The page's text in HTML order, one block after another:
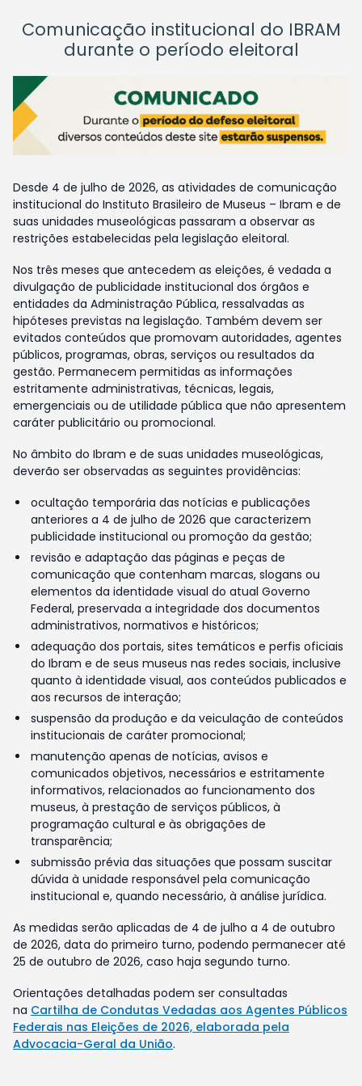
Comunicação institucional do IBRAM
durante o período eleitoral
Desde 4 de julho de 2026, as atividades de comunicação
institucional do Instituto Brasileiro de Museus – Ibram e de
suas unidades museológicas passaram a observar as
restrições estabelecidas pela legislação eleitoral.
Nos três meses que antecedem as eleições, é vedada a
divulgação de publicidade institucional dos órgãos e
entidades da Administração Pública, ressalvadas as
hipóteses previstas na legislação. Também devem ser
evitados conteúdos que promovam autoridades, agentes
públicos, programas, obras, serviços ou resultados da
gestão. Permanecem permitidas as informações
estritamente administrativas, técnicas, legais,
emergenciais ou de utilidade pública que não apresentem
caráter publicitário ou promocional.
No âmbito do Ibram e de suas unidades museológicas,
deverão ser observadas as seguintes providências:
ocultação temporária das notícias e publicações
anteriores a 4 de julho de 2026 que caracterizem
publicidade institucional ou promoção da gestão;
revisão e adaptação das páginas e peças de
comunicação que contenham marcas, slogans ou
elementos da identidade visual do atual Governo
Federal, preservada a integridade dos documentos
administrativos, normativos e históricos;
adequação dos portais, sites temáticos e perfis oficiais
do Ibram e de seus museus nas redes sociais, inclusive
quanto à identidade visual, aos conteúdos publicados e
aos recursos de interação;
suspensão da produção e da veiculação de conteúdos
institucionais de caráter promocional;
manutenção apenas de notícias, avisos e
comunicados objetivos, necessários e estritamente
informativos, relacionados ao funcionamento dos
museus, à prestação de serviços públicos, à
programação cultural e às obrigações de
transparência;
submissão prévia das situações que possam suscitar
dúvida à unidade responsável pela comunicação
institucional e, quando necessário, à análise jurídica.
As medidas serão aplicadas de 4 de julho a 4 de outubro
de 2026, data do primeiro turno, podendo permanecer até
25 de outubro de 2026, caso haja segundo turno.
Orientações detalhadas podem ser consultadas
na Cartilha de Condutas Vedadas aos Agentes Públicos
Federais nas Eleições de 2026, elaborada pela
Advocacia-Geral da União.